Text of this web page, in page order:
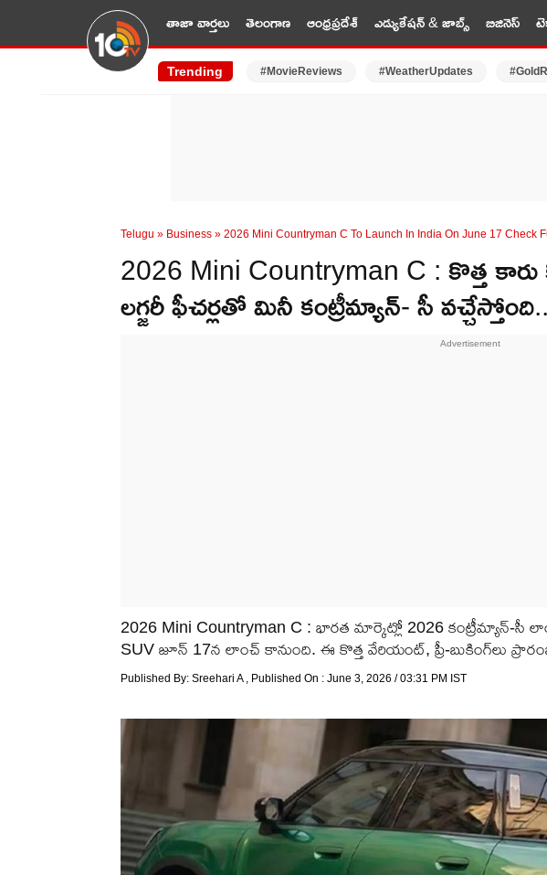
తాజా వార్తలు తెలంగాణ ఆంధ్రప్రదేశ్ ఎడ్యుకేషన్ & జాబ్స్ బిజినెస్
Trending #MovieReviews #WeatherUpdates
Telugu » Business » 2026 Mini Countryman C To Launch In India On June 17 Check
2026 Mini Countryman C : కొత్త
లగ్జరీ ఫీచర్లతో మినీ కంట్రీమ్యాన్- సీ
2026 Mini Countryman C : భారత మార్కెట్లో 2026 కంట్రీమ్యాన్-
SUV జూన్ 17న లాంచ్ కానుంది. ఈ కొత్త వేరియంట్, ప్రీ-బుకింగ్‌లు
Published By: Sreehari A , Published On : June 3, 2026 / 03:31 PM IST